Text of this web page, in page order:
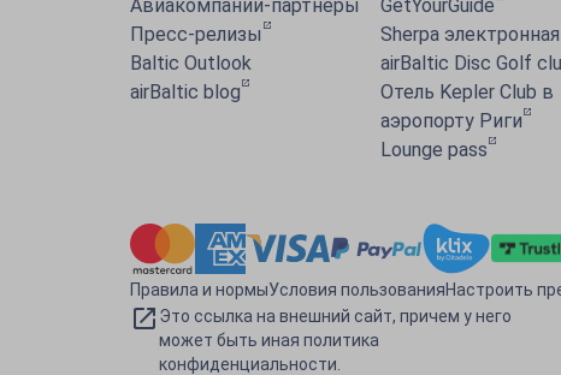
Авиакомпании-партнёры
Пресс-релизы
Baltic Outlook
airBaltic blog
GetYourGuide
Sherpa
airBaltic Disc Golf
Отель Kepler Club в
аэропорту Риги
Lounge pass
Правила и нормыУсловия пользованияНастроить
Это ссылка на внешний сайт, причем у него
может быть иная политика
конфиденциальности.